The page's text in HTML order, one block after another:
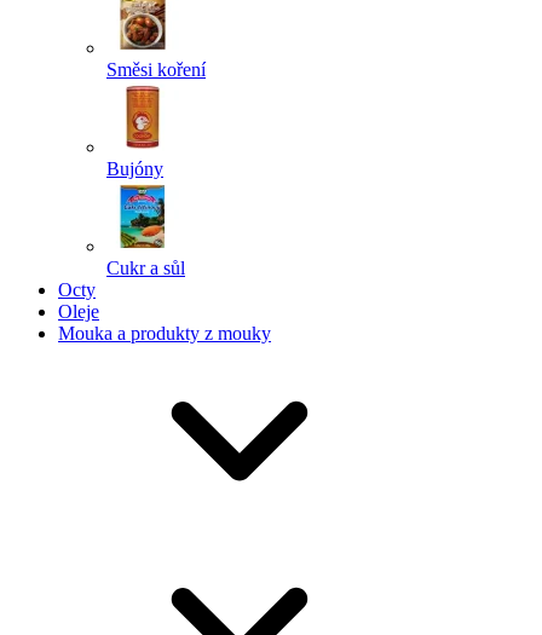
Směsi koření
Bujóny
Cukr a sůl
Octy
Oleje
Mouka a produkty z mouky